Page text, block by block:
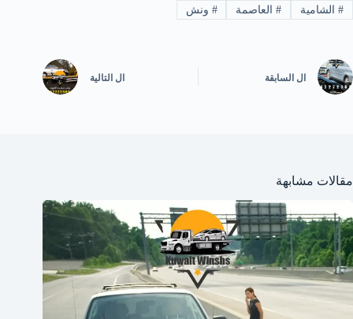
#الشامية #العاصمة # ونش
ال السابقة ال التالية
مقالات مشابهة